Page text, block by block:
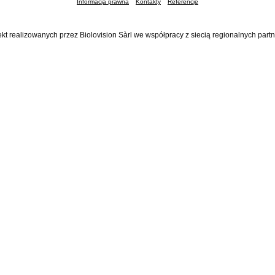
Informacja prawna Kontakty Referencje
realizowanych przez Biolovision Sàrl we współpracy z siecią regionalnych